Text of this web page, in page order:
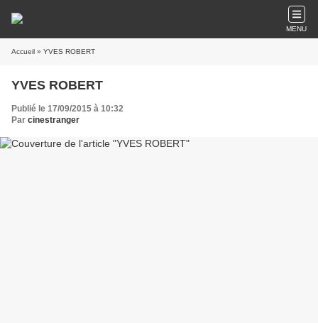
MENU
Accueil » YVES ROBERT
YVES ROBERT
Publié le 17/09/2015 à 10:32
Par cinestranger